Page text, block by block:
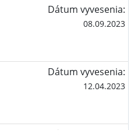
Dátum vyvesenia:
08.09.2023
Dátum vyvesenia:
12.04.2023